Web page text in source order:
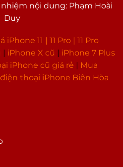
nhiệm nội dung: Phạm Hoài
Duy
iPhone 11 11 Pro
11 Pro
iPhone X cũ
iPhone 7 Plus
iPhone cũ giá rẻ
Mua
điện thoại iPhone Biên Hòa